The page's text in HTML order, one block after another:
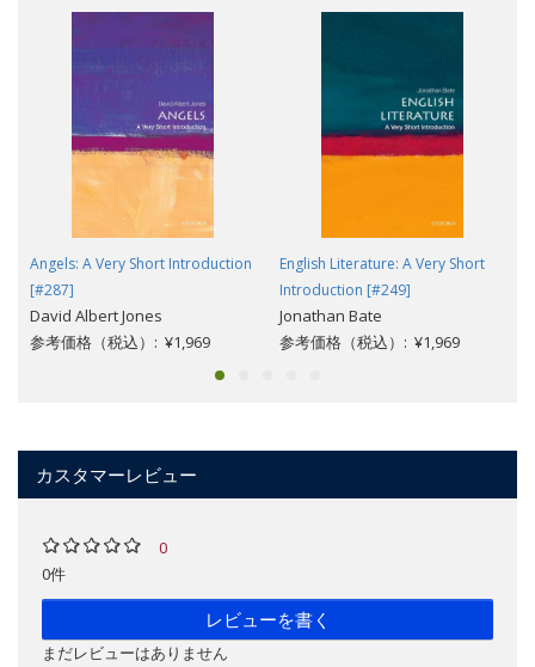
Angels: A Very Short Introduction
[#287]
David Albert Jones
参考価格（税込）: ¥1,969
English Literature: A Very Short
Introduction [#249]
Jonathan Bate
参考価格（税込）: ¥1,969
カスタマーレビュー
0
0件
レビューを書く
まだレビューはありません